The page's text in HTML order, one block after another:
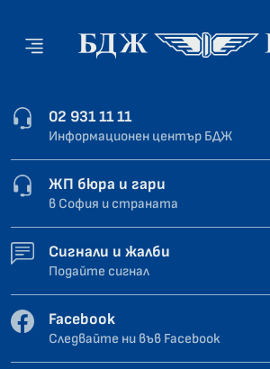
02 931 11 11
Информационен център БДЖ
ЖП бюра и гари
в София и страната
Сигнали и жалби
Подайте сигнал
Facebook
Следвайте ни във Facebook